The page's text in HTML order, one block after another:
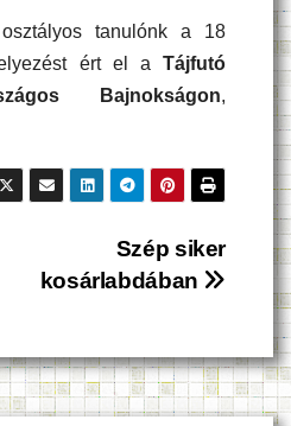
tanulónk a 18
ért el a Tájfutó
Bajnokságon,
Szép siker
kosárlabdában